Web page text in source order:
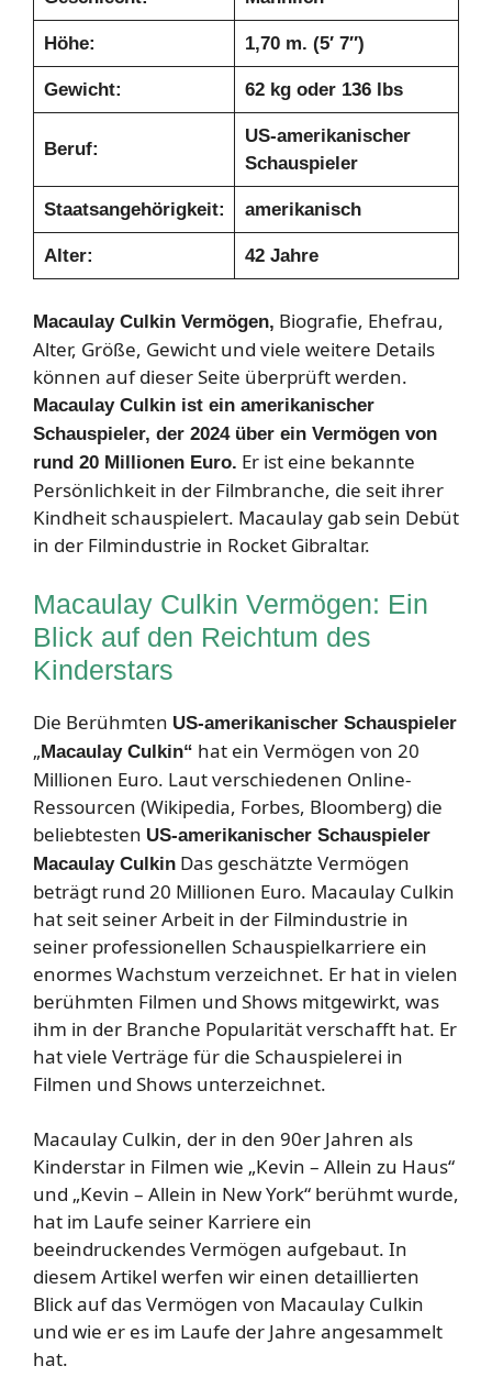
Höhe: 1,70 m. (5′ 7″)
Gewicht: 62 kg oder 136 lbs
Beruf:
US-amerikanischer
Schauspieler
Staatsangehörigkeit: amerikanisch
Alter: 42 Jahre
Macaulay Culkin Vermögen, Biografie, Ehefrau,
Alter, Größe, Gewicht und viele weitere Details
können auf dieser Seite überprüft werden.
Macaulay Culkin ist ein amerikanischer
Schauspieler, der 2024 über ein Vermögen von
rund 20 Millionen Euro. Er ist eine bekannte
Persönlichkeit in der Filmbranche, die seit ihrer
Kindheit schauspielert. Macaulay gab sein Debüt
in der Filmindustrie in Rocket Gibraltar.
Macaulay Culkin Vermögen: Ein
Blick auf den Reichtum des
Kinderstars
Die Berühmten US-amerikanischer Schauspieler
„Macaulay Culkin“ hat ein Vermögen von 20
Millionen Euro. Laut verschiedenen Online-
Ressourcen (Wikipedia, Forbes, Bloomberg) die
beliebtesten US-amerikanischer Schauspieler
Macaulay Culkin Das geschätzte Vermögen
beträgt rund 20 Millionen Euro. Macaulay Culkin
hat seit seiner Arbeit in der Filmindustrie in
seiner professionellen Schauspielkarriere ein
enormes Wachstum verzeichnet. Er hat in vielen
berühmten Filmen und Shows mitgewirkt, was
ihm in der Branche Popularität verschafft hat. Er
hat viele Verträge für die Schauspielerei in
Filmen und Shows unterzeichnet.
Macaulay Culkin, der in den 90er Jahren als
Kinderstar in Filmen wie „Kevin – Allein zu Haus“
und „Kevin – Allein in New York“ berühmt wurde,
hat im Laufe seiner Karriere ein
beeindruckendes Vermögen aufgebaut. In
diesem Artikel werfen wir einen detaillierten
Blick auf das Vermögen von Macaulay Culkin
und wie er es im Laufe der Jahre angesammelt
hat.